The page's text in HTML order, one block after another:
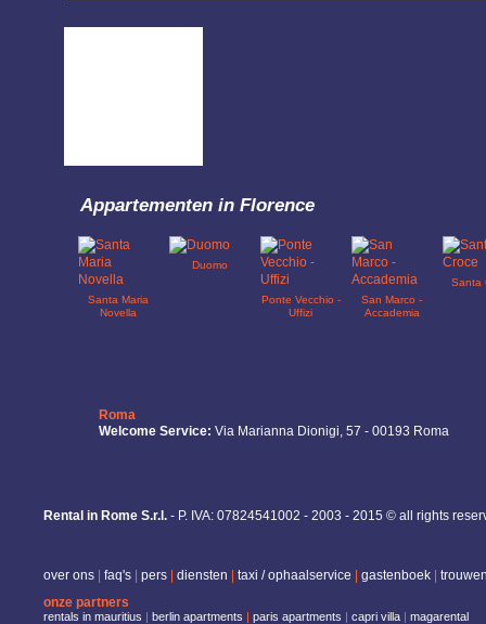
Appartementen in Florence
Santa Maria
Novella
Duomo
Ponte Vecchio -
Uffizi
San Marco -
Accademia
Santa
Roma
Welcome Service: Via Marianna Dionigi, 57 - 00193 Roma
Rental in Rome S.r.l. - P. IVA: 07824541002 - 2003 - 2015 © all rights
over ons faq's pers diensten taxi / ophaalservice gastenboek
onze partners
rentals in mauritius | berlin apartments | paris apartments | capri villa | magarental